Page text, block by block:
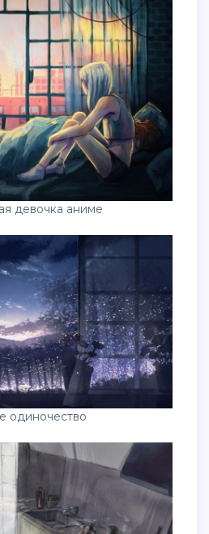
девочка аниме
одиночество